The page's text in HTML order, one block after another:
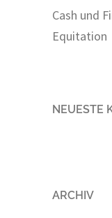
Cash und
Equitation
NEUESTE
ARCHIV